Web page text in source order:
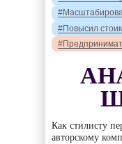
#Повысил
Как стилисту
авторскому